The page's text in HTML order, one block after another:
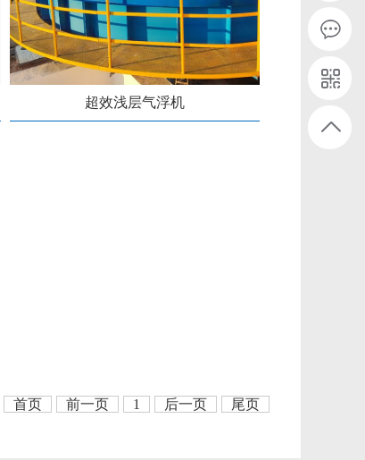
超效浅层气浮机
首页 前一页 1 后一页 尾页